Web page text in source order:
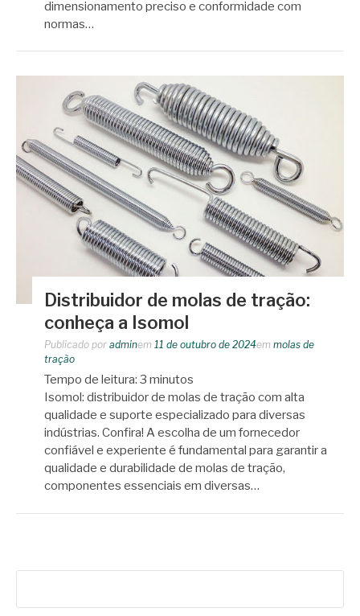
dimensionamento preciso e conformidade com
normas…
Distribuidor de molas de tração:
conheça a Isomol
Publicado por adminem 11 de outubro de 2024em molas de
tração
Tempo de leitura: 3 minutos
Isomol: distribuidor de molas de tração com alta
qualidade e suporte especializado para diversas
indústrias. Confira! A escolha de um fornecedor
confiável e experiente é fundamental para garantir a
qualidade e durabilidade de molas de tração,
componentes essenciais em diversas…